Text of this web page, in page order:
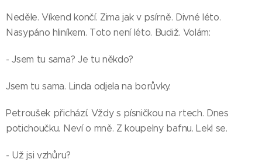
Neděle. Víkend končí. Zima jak v psírně. Divné léto.
Nasypáno hliníkem. Toto není léto. Budiž. Volám:
- Jsem tu sama? Je tu někdo?
Jsem tu sama. Linda odjela na borůvky.
Petroušek přichází. Vždy s písničkou na rtech. Dnes
potichoučku. Neví o mně. Z koupelny bafnu. Lekl se.
- Už jsi vzhůru?